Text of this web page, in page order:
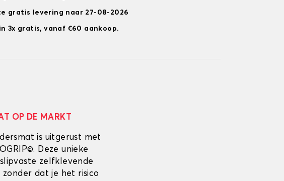
gratis levering naar 27-08-2026
3x gratis, vanaf €60 aankoop.
OP DE MARKT
is uitgerust met
Deze unieke
zelfklevende
dat je het risico